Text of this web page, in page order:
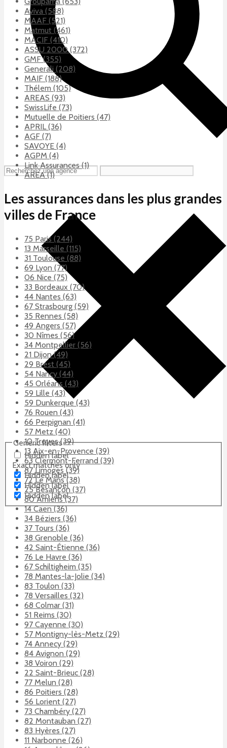
Generic filters
Hidden label
Exact matches only
Hidden label
Hidden label
Hidden label
Aviva (588)
MAAF (521)
Matmut (461)
MACIF (410)
ASSU 2000 (372)
GMF (355)
Generali (208)
MAIF (188)
Thélem (105)
AREAS (93)
SwissLife (73)
Mutuelle de Poitiers (47)
APRIL (36)
AGF (7)
SAVOYE (4)
AGPM (4)
Link Assurances (1)
AREA (1)
Les assurances dans les plus grandes
villes de France
75 Paris (244)
13 Marseille (115)
31 Toulouse (88)
69 Lyon (77)
06 Nice (75)
33 Bordeaux (70)
44 Nantes (63)
67 Strasbourg (59)
35 Rennes (58)
49 Angers (57)
30 Nîmes (56)
34 Montpellier (56)
21 Dijon (49)
29 Brest (45)
54 Nancy (44)
45 Orléans (43)
59 Lille (43)
59 Dunkerque (43)
76 Rouen (43)
66 Perpignan (41)
57 Metz (40)
10 Troyes (39)
13 Aix-en-Provence (39)
63 Clermont-Ferrand (39)
87 Limoges (39)
72 Le Mans (38)
25 Besançon (37)
80 Amiens (37)
14 Caen (36)
34 Béziers (36)
37 Tours (36)
38 Grenoble (36)
42 Saint-Étienne (36)
76 Le Havre (36)
67 Schiltigheim (35)
78 Mantes-la-Jolie (34)
83 Toulon (33)
78 Versailles (32)
68 Colmar (31)
51 Reims (30)
97 Cayenne (30)
57 Montigny-lès-Metz (29)
74 Annecy (29)
84 Avignon (29)
38 Voiron (29)
22 Saint-Brieuc (28)
77 Melun (28)
86 Poitiers (28)
56 Lorient (27)
73 Chambéry (27)
82 Montauban (27)
83 Hyères (27)
11 Narbonne (26)